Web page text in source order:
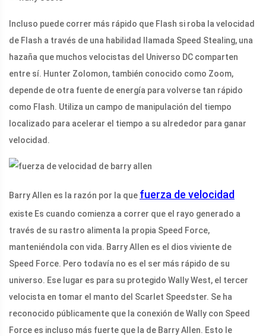
Incluso puede correr más rápido que Flash si roba la velocidad
de Flash a través de una habilidad llamada Speed ​​Stealing, una
hazaña que muchos velocistas del Universo DC comparten
entre sí. Hunter Zolomon, también conocido como Zoom,
depende de otra fuente de energía para volverse tan rápido
como Flash. Utiliza un campo de manipulación del tiempo
localizado para acelerar el tiempo a su alrededor para ganar
velocidad.
Barry Allen es la razón por la que fuerza de velocidad
existe Es cuando comienza a correr que el rayo generado a
través de su rastro alimenta la propia Speed ​​​​Force,
manteniéndola con vida. Barry Allen es el dios viviente de
Speed ​​Force. Pero todavía no es el ser más rápido de su
universo. Ese lugar es para su protegido Wally West, el tercer
velocista en tomar el manto del Scarlet Speedster. Se ha
reconocido públicamente que la conexión de Wally con Speed ​​​​
Force es incluso más fuerte que la de Barry Allen. Esto le